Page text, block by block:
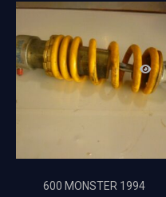
600 MONSTER 1994